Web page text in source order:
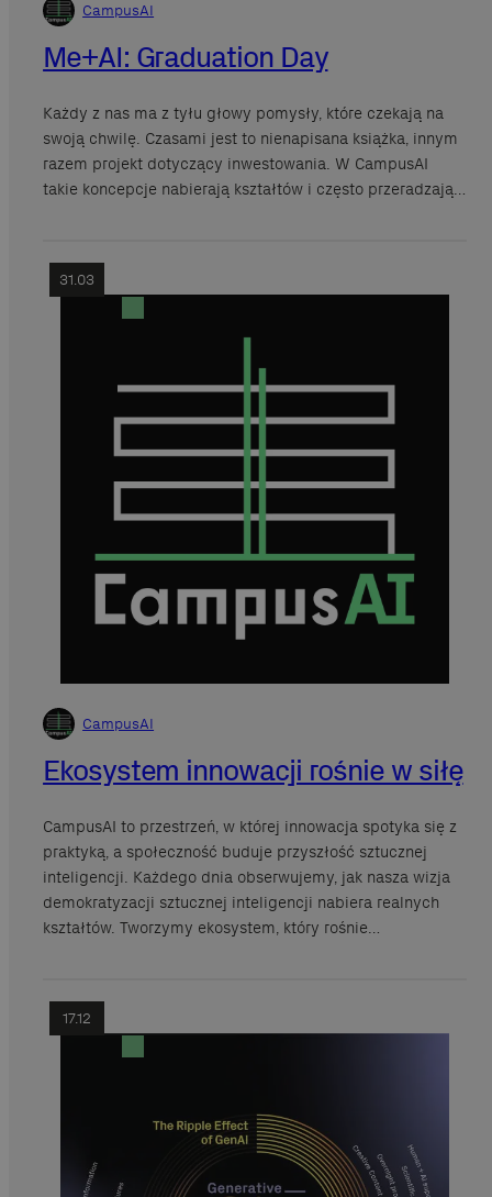
CampusAI
Me+AI: Graduation Day
Każdy z nas ma z tyłu głowy pomysły, które czekają na
swoją chwilę. Czasami jest to nienapisana książka, innym
razem projekt dotyczący inwestowania. W CampusAI
takie koncepcje nabierają kształtów i często przeradzają…
CampusAI
Ekosystem innowacji rośnie w siłę
CampusAI to przestrzeń, w której innowacja spotyka się z
praktyką, a społeczność buduje przyszłość sztucznej
inteligencji. Każdego dnia obserwujemy, jak nasza wizja
demokratyzacji sztucznej inteligencji nabiera realnych
kształtów. Tworzymy ekosystem, który rośnie…
31.03
17.12